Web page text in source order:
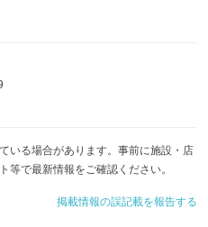
いる場合があります。事前に施設・店
で最新情報をご確認ください。
掲載情報の誤記載を報告する